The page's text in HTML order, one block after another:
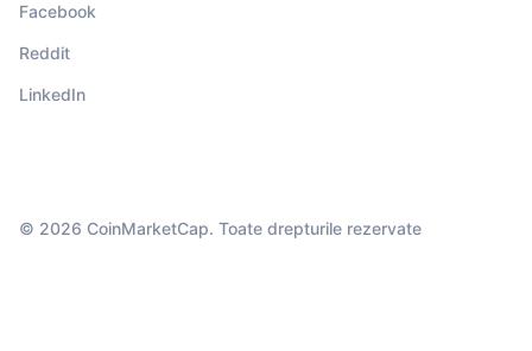
Facebook
Reddit
LinkedIn
© 2026 CoinMarketCap. Toate drepturile rezervate